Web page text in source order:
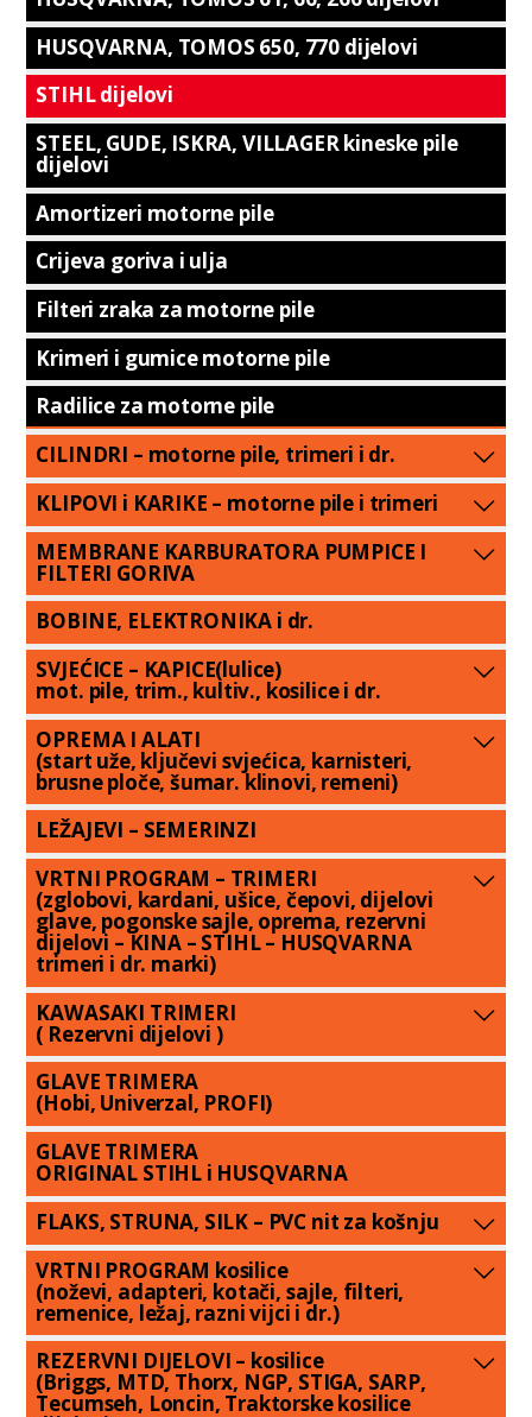
HUSQVARNA, TOMOS 650, 770 dijelovi
STIHL dijelovi
STEEL, GUDE, ISKRA, VILLAGER kineske pile
dijelovi
Amortizeri motorne pile
Crijeva goriva i ulja
Filteri zraka za motorne pile
Krimeri i gumice motorne pile
Radilice za motorne pile
CILINDRI – motorne pile, trimeri i dr.
KLIPOVI i KARIKE – motorne pile i trimeri
MEMBRANE KARBURATORA PUMPICE I
FILTERI GORIVA
BOBINE, ELEKTRONIKA i dr.
SVJEĆICE – KAPICE(lulice)
mot. pile, trim., kultiv., kosilice i dr.
OPREMA I ALATI
(start uže, ključevi svjećica, karnisteri,
brusne ploče, šumar. klinovi, remeni)
LEŽAJEVI – SEMERINZI
VRTNI PROGRAM – TRIMERI
(zglobovi, kardani, ušice, čepovi, dijelovi
glave, pogonske sajle, oprema, rezervni
dijelovi – KINA – STIHL – HUSQVARNA
trimeri i dr. marki)
KAWASAKI TRIMERI
( Rezervni dijelovi )
GLAVE TRIMERA
(Hobi, Univerzal, PROFI)
GLAVE TRIMERA
ORIGINAL STIHL i HUSQVARNA
FLAKS, STRUNA, SILK – PVC nit za košnju
VRTNI PROGRAM kosilice
(noževi, adapteri, kotači, sajle, filteri,
remenice, ležaj, razni vijci i dr.)
REZERVNI DIJELOVI – kosilice
(Briggs, MTD, Thorx, NGP, STIGA, SARP,
Tecumseh, Loncin, Traktorske kosilice